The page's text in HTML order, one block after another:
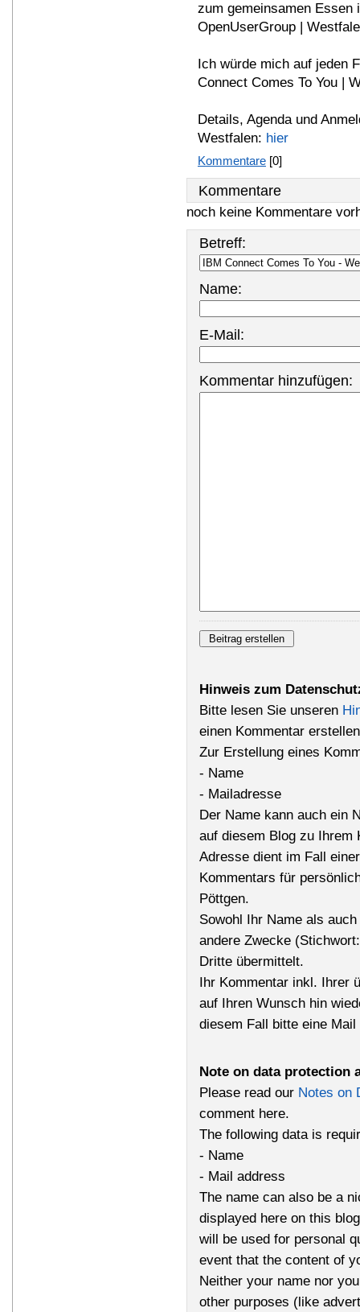
zum gemeinsamen Essen
OpenUserGroup |
Ich würde mich auf jeden
Connect Comes To You |
Details, Agenda und
Westfalen: hier
Kommentare [0]
Kommentare
noch keine Kommentare
Betreff:
Name:
E-Mail:
Kommentar hinzufügen:
Hinweis zum
Bitte lesen Sie unseren
einen Kommentar
Zur Erstellung eines
- Name
- Mailadresse
Der Name kann auch ein
auf diesem Blog zu Ihrem
Adresse dient im Fall
Kommentars für
Pöttgen.
Sowohl Ihr Name als
andere Zwecke
Dritte übermittelt.
Ihr Kommentar inkl. Ihrer
auf Ihren Wunsch hin
diesem Fall bitte eine
Note on data protection
Please read our Notes on
comment here.
The following data is
- Name
- Mail address
The name can also be a
displayed here on this
will be used for personal
event that the content of
Neither your name nor
other purposes (like